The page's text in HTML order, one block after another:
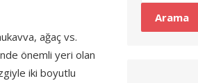
ağaç vs.
önemli yeri olan
iki boyutlu